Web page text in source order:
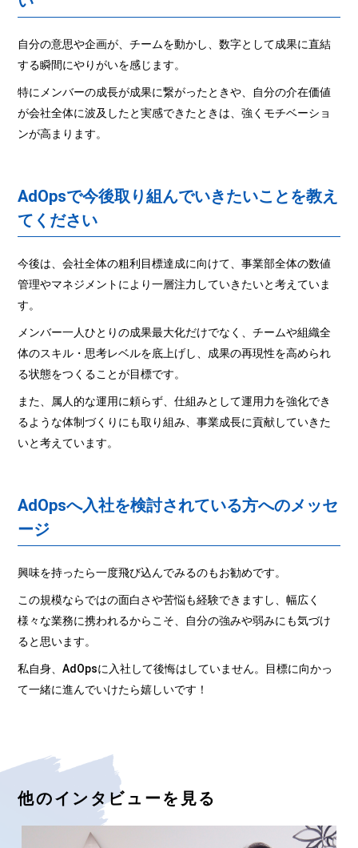
自分の意思や企画が、チームを動かし、数字として成果に直結
する瞬間にやりがいを感じます。
特にメンバーの成長が成果に繋がったときや、自分の介在価値
が会社全体に波及したと実感できたときは、強くモチベーショ
ンが高まります。
AdOpsで今後取り組んでいきたいことを教え
てください
今後は、会社全体の粗利目標達成に向けて、事業部全体の数値
管理やマネジメントにより一層注力していきたいと考えていま
す。
メンバー一人ひとりの成果最大化だけでなく、チームや組織全
体のスキル・思考レベルを底上げし、成果の再現性を高められ
る状態をつくることが目標です。
また、属人的な運用に頼らず、仕組みとして運用力を強化でき
るような体制づくりにも取り組み、事業成長に貢献していきた
いと考えています。
AdOpsへ入社を検討されている方へのメッセ
ージ
興味を持ったら一度飛び込んでみるのもお勧めです。
この規模ならではの面白さや苦悩も経験できますし、幅広く
様々な業務に携われるからこそ、自分の強みや弱みにも気づけ
ると思います。
私自身、AdOpsに入社して後悔はしていません。目標に向かっ
て一緒に進んでいけたら嬉しいです！
他のインタビューを見る